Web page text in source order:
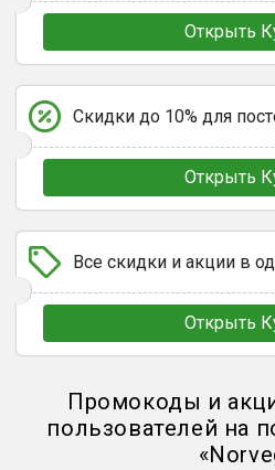
Открыть
Скидки до 10% для
Открыть
Все скидки и акции в
Открыть
Промокоды и
пользователей на
«